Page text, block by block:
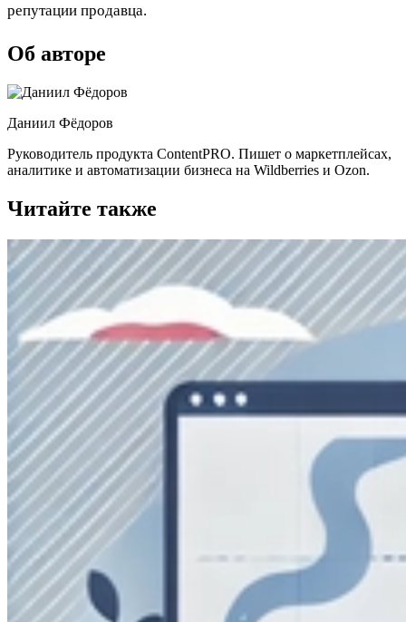
репутации продавца.
Об авторе
Даниил Фёдоров
Руководитель продукта ContentPRO. Пишет о маркетплейсах,
аналитике и автоматизации бизнеса на Wildberries и Ozon.
Читайте также